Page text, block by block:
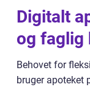
Digitalt
og
Behovet for
bruger apoteket